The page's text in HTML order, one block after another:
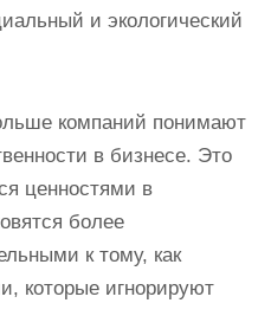
и экологический
компаний понимают
в бизнесе. Это
ценностями в
более
к тому, как
которые игнорируют